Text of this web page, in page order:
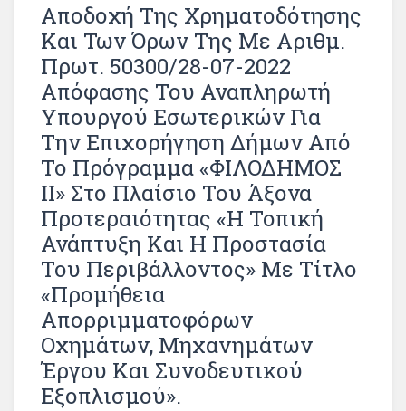
Αποδοχή Της Χρηματοδότησης
Και Των Όρων Της Με Αριθμ.
Πρωτ. 50300/28-07-2022
Απόφασης Του Αναπληρωτή
Υπουργού Εσωτερικών Για
Την Επιχορήγηση Δήμων Από
Το Πρόγραμμα «ΦΙΛΟΔΗΜΟΣ
ΙΙ» Στο Πλαίσιο Του Άξονα
Προτεραιότητας «Η Τοπική
Ανάπτυξη Και Η Προστασία
Του Περιβάλλοντος» Με Τίτλο
«Προμήθεια
Απορριμματοφόρων
Οχημάτων, Μηχανημάτων
Έργου Και Συνοδευτικού
Εξοπλισμού».